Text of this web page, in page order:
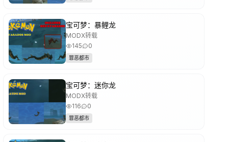
宝可梦：暴鲤龙
MODX转载
145
0
罪恶都市
宝可梦：迷你龙
MODX转载
116
0
罪恶都市